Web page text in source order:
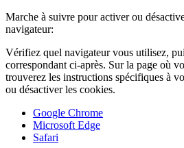
Marche à suivre pour activer ou
navigateur:
Vérifiez quel navigateur vous utilisez,
correspondant ci-après. Sur la page où
trouverez les instructions spécifiques à
ou désactiver les cookies.
Google Chrome
Microsoft Edge
Safari